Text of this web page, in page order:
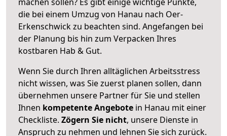
die bei einem Umzug von Hanau nach Oer-
Erkenschwick zu beachten sind. Angefangen bei
der Planung bis hin zum Verpacken Ihres
kostbaren Hab & Gut.
Wenn Sie durch Ihren alltäglichen Arbeitsstress
nicht wissen, was Sie zuerst planen sollen, dann
übernehmen unsere Partner für Sie und stellen
Ihnen kompetente Angebote in Hanau mit einer
Checkliste. Zögern Sie nicht, unsere Dienste in
Anspruch zu nehmen und lehnen Sie sich zurück.